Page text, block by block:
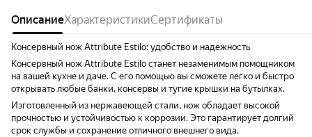
ОписаниеХарактеристикиСертификаты
Консервный нож Attribute Estilo: удобство и надежность
Консервный нож Attribute Estilo станет незаменимым помощником
на вашей кухне и даче. С его помощью вы сможете легко и быстро
открывать любые банки, консервы и тугие крышки на бутылках.
Изготовленный из нержавеющей стали, нож обладает высокой
прочностью и устойчивостью к коррозии. Это гарантирует долгий
срок службы и сохранение отличного внешнего вида.